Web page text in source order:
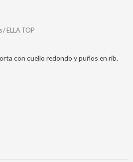
/ ELLA TOP
con cuello redondo y puños en rib.